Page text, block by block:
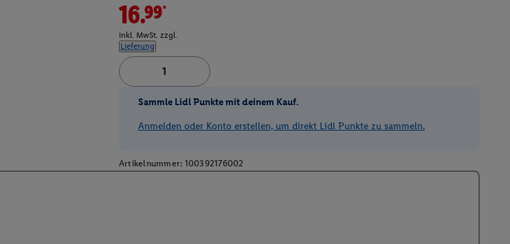
16.99*
inkl. MwSt. zzgl.
Lieferung
Sammle Lidl Punkte mit deinem Kauf.
Anmelden oder Konto erstellen, um direkt Lidl Punkte zu sammeln.
Artikelnummer: 100392176002